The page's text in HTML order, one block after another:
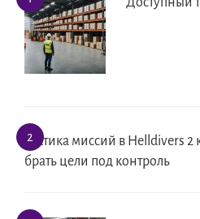
Тактика миссий в Helldivers 2
брать цели под контроль